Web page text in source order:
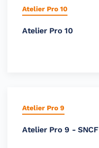
Atelier Pro 10
Atelier Pro 10
Atelier Pro 9
Atelier Pro 9 - SNCF